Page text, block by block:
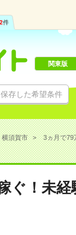
件
保存した希望条件
関東版
横須賀市 3ヵ月で79
ぐ！未